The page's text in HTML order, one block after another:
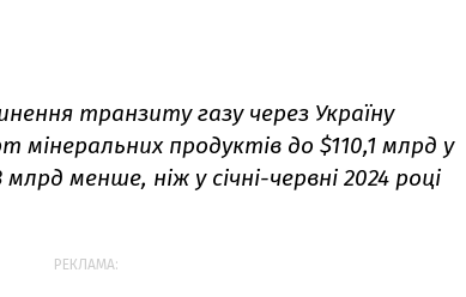
транзиту газу через Україну
мінеральних продуктів до $110,1 млрд у
менше, ніж у січні-червні 2024 році
РЕКЛАМА: